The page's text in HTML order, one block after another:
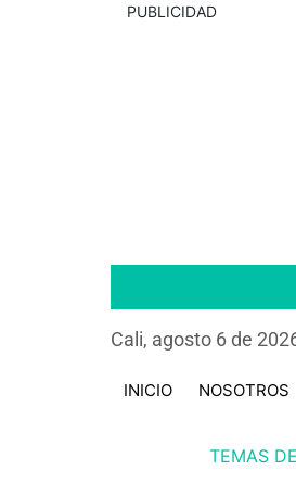
PUBLICIDAD
Cali, agosto 6 de
INICIO NOSOTROS
TEMAS